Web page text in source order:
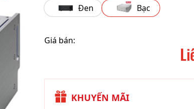
Đen Bạc
Giá bán:
KHUYẾN MÃI